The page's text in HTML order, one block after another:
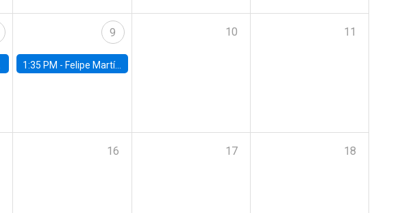
9
1:35 PM - Felipe Martínez, alumno Doctorado en Economía UC
10 11
16 17 18